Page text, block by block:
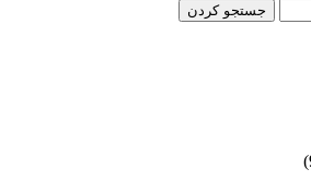
جستجو کردن